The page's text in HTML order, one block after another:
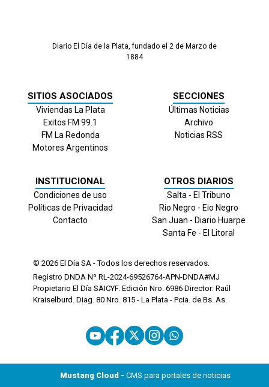
Diario El Día de la Plata, fundado el 2 de Marzo de
1884
SITIOS ASOCIADOS
Viviendas La Plata
Exitos FM 99.1
FM La Redonda
Motores Argentinos
SECCIONES
Últimas Noticias
Archivo
Noticias RSS
INSTITUCIONAL
Condiciones de uso
Políticas de Privacidad
Contacto
OTROS DIARIOS
Salta - El Tribuno
Rio Negro - Eio Negro
San Juan - Diario Huarpe
Santa Fe - El Litoral
© 2026 El Día SA - Todos los derechos reservados.
Registro DNDA Nº RL-2024-69526764-APN-DNDA#MJ
Propietario El Día SAICYF. Edición Nro. 6986 Director: Raúl
Kraiselburd. Diag. 80 Nro. 815 - La Plata - Pcia. de Bs. As.
Mustang Cloud - CMS para portales de noticias